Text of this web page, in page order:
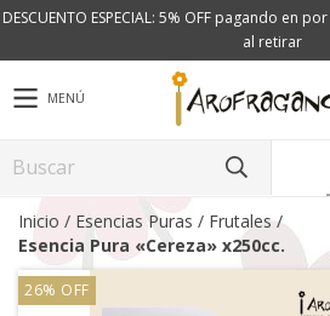
DESCUENTO ESPECIAL: 5% OFF pagando en por
al retirar
MENÚ
Inicio / Esencias Puras / Frutales /
Esencia Pura «Cereza» x250cc.
26% OFF